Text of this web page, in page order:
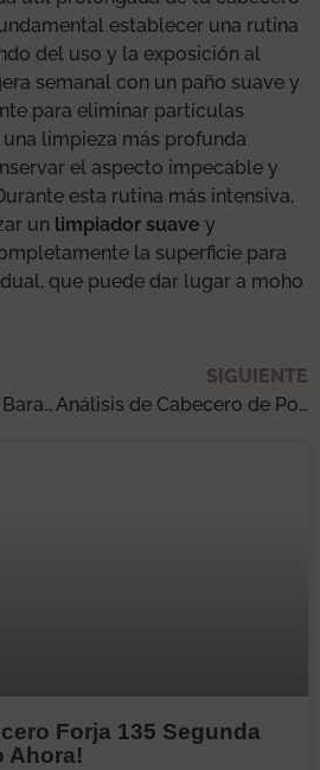
establecer una rutina
del uso y la exposición al
semanal con un paño suave y
para eliminar partículas
limpieza más profunda
el aspecto impecable y
esta rutina más intensiva,
un limpiador suave y
la superficie para
que puede dar lugar a moho
Análisis de Cabeceros Baratos 135: ¡Cómpralo Ahora!
SIGUIENTE
Análisis de Cabecero de Polipiel de 135 cm: ¡Cómpralo Ahora!
Forja 135 Segunda
Ahora!